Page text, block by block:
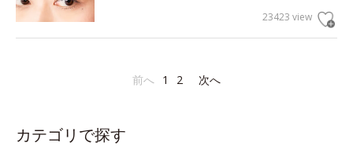
23423 view
前へ 1 2 次へ
カテゴリで探す